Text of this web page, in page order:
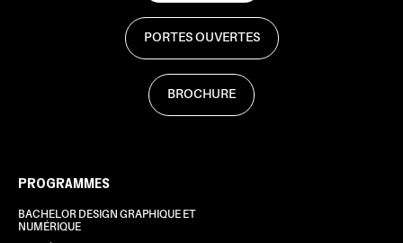
PORTES OUVERTES
BROCHURE
PROGRAMMES
BACHELOR DESIGN GRAPHIQUE ET
NUMÉRIQUE